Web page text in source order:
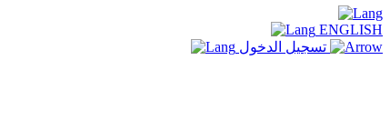
ENGLISH
تسجيل الدخول